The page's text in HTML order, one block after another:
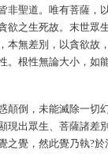
非聖道。唯有菩薩，
欲之生死故。末世眾
本無差別，以貪欲故
。根性無論大小，如
顛倒，未能滅除一切
現出眾生、菩薩諸差
之覺，然此覺乃執?